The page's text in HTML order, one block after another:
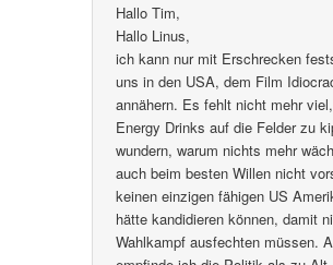
Hallo Tim,
Hallo Linus,
ich kann nur mit Erschrecken
uns in den USA, dem Film
annähern. Es fehlt nicht mehr
Energy Drinks auf die Felder zu
wundern, warum nichts mehr
auch beim besten Willen nicht
keinen einzigen fähigen US
hätte kandidieren können, damit
Wahlkampf ausfechten müssen.